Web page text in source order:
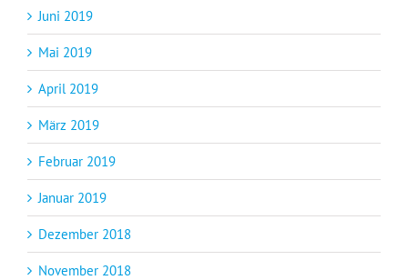
Juni 2019
Mai 2019
April 2019
März 2019
Februar 2019
Januar 2019
Dezember 2018
November 2018